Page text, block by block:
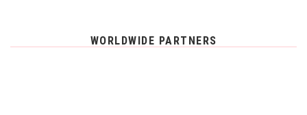
WORLDWIDE PARTNERS